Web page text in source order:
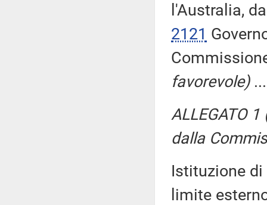
l'Australia,
2121
favorevole)
ALLEGATO
dalla
Istituzione
limite